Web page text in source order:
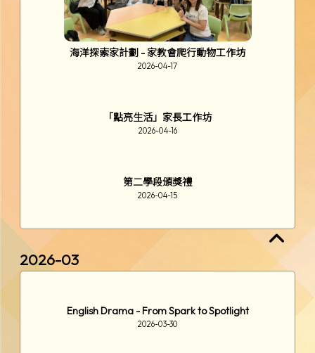
海洋探索家計劃 - 家教會爬行動物工作坊
2026-04-17